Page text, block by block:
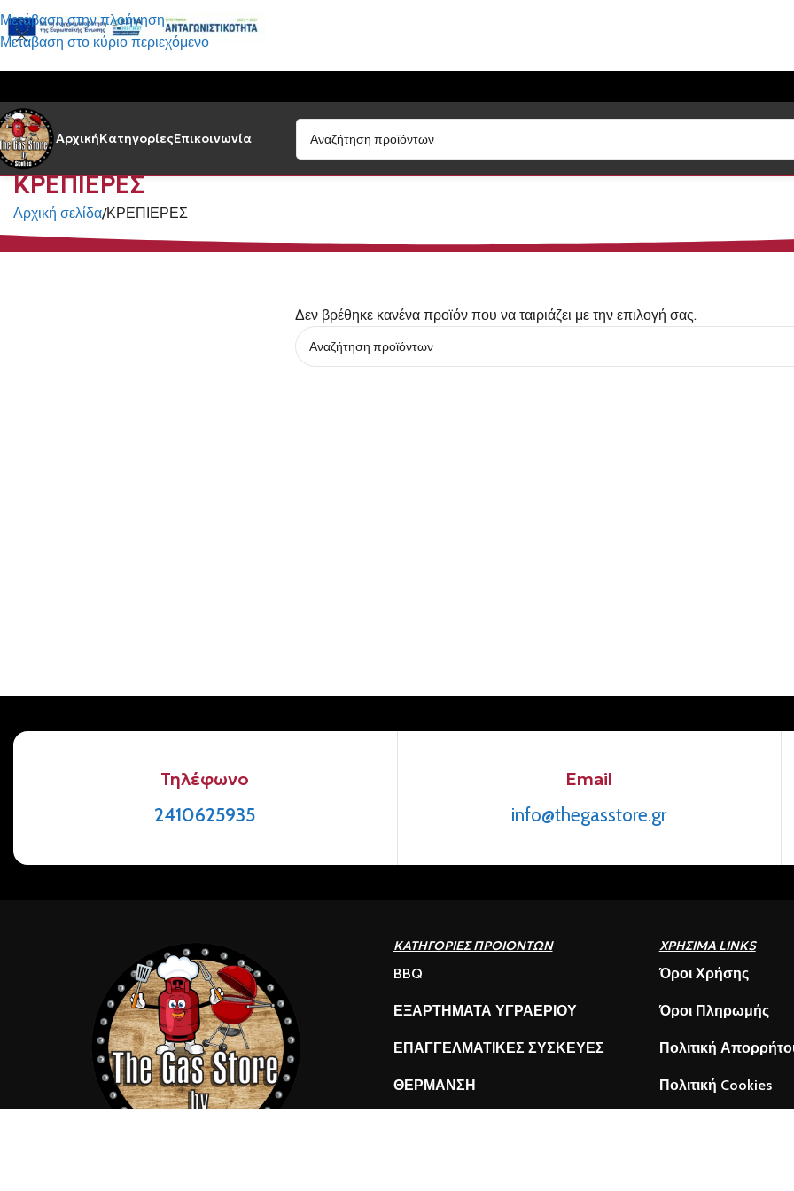
Μετάβαση στην πλοήγηση
Μετάβαση στο κύριο περιεχόμενο
ΑρχικήΚατηγορίεςΕπικοινωνία
ΚΡΕΠΙΕΡΕΣ
Αρχική σελίδα ΚΡΕΠΙΕΡΕΣ
Δεν βρέθηκε κανένα προϊόν που να ταιριάζει με την επιλογή σας.
Τηλέφωνο
2410625935
Email
info@thegasstore.gr
ΚΑΤΗΓΟΡΙΕΣ ΠΡΟΙΟΝΤΩΝ
BBQ
ΕΞΑΡΤΗΜΑΤΑ ΥΓΡΑΕΡΙΟΥ
ΕΠΑΓΓΕΛΜΑΤΙΚΕΣ ΣΥΣΚΕΥΕΣ
ΘΕΡΜΑΝΣΗ
ΧΡΗΣΙΜΑ LINKS
Όροι Χρήσης
Όροι Πληρωμής
Πολιτική
Πολιτική Cookies